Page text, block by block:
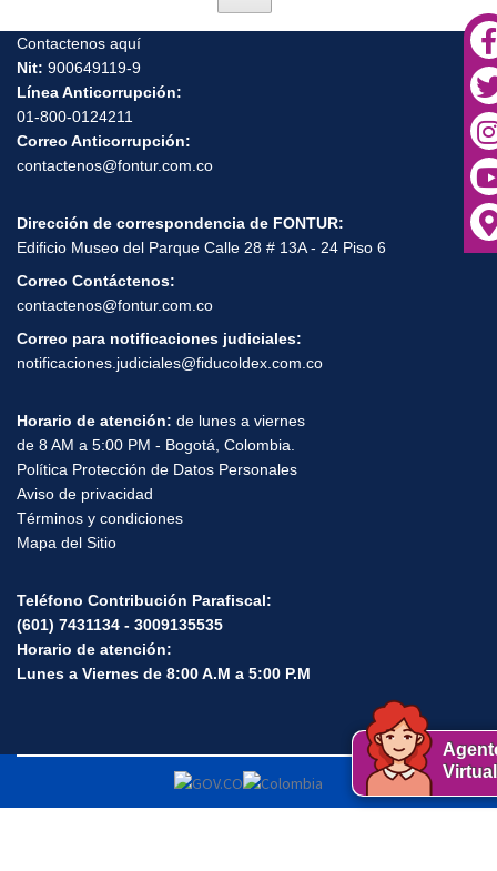
Contactenos aquí
Nit: 900649119-9
Línea Anticorrupción:
01-800-0124211
Correo Anticorrupción:
contactenos@fontur.com.co
Dirección de correspondencia de FONTUR:
Edificio Museo del Parque Calle 28 # 13A - 24 Piso 6
Correo Contáctenos:
contactenos@fontur.com.co
Correo para notificaciones judiciales:
notificaciones.judiciales@fiducoldex.com.co
Horario de atención: de lunes a viernes
de 8 AM a 5:00 PM - Bogotá, Colombia.
Política Protección de Datos Personales
Aviso de privacidad
Términos y condiciones
Mapa del Sitio
Teléfono Contribución Parafiscal:
(601) 7431134 - 3009135535
Horario de atención:
Lunes a Viernes de 8:00 A.M a 5:00 P.M
Virtual